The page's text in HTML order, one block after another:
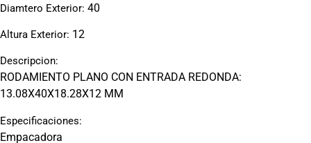
Diamtero Exterior: 40
Altura Exterior: 12
Descripcion:
RODAMIENTO PLANO CON ENTRADA REDONDA:
13.08X40X18.28X12 MM
Especificaciones:
Empacadora